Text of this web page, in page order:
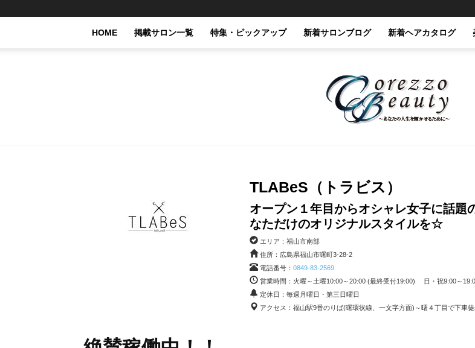
HOME 掲載サロン一覧 特集・ピックアップ 新着サロンブログ 新着ヘアカタログ
TLABeS（トラビス）
オープン１年目からオシャレ女子に話
なただけのオリジナルスタイルを☆
エリア：福山市南部
住所：広島県福山市曙町3-28-2
電話番号： 0849-83-2569
営業時間：火曜～土曜10:00～20:00 (最終受付19:00) 日・祝9:00～
定休日：毎週月曜日・第三日曜日
アクセス：福山駅9番のりば(曙環状線、一文字方面)～曙４丁目で下車